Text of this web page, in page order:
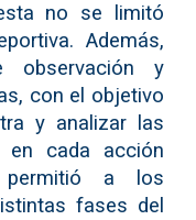
no se limitó
Además,
observación y
con el objetivo
y analizar las
en cada acción
permitió a los
fases del